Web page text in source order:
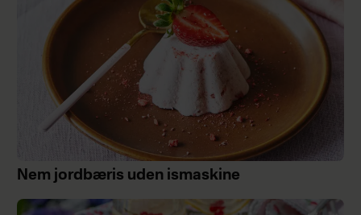
Nem jordbæris uden ismaskine